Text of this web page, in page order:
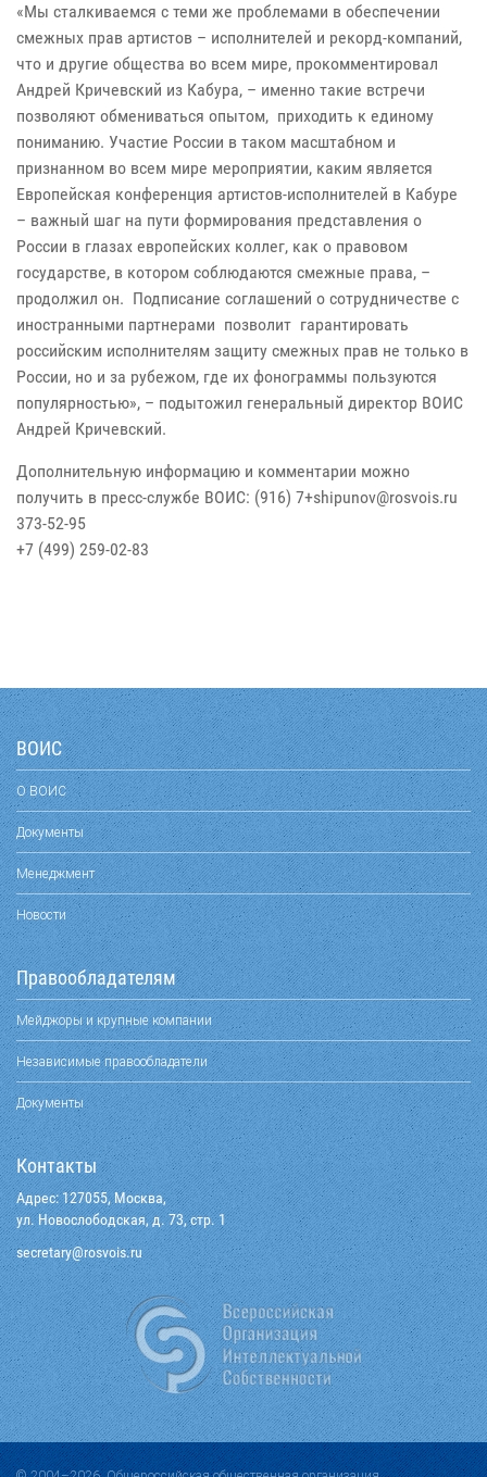
«Мы сталкиваемся с теми же проблемами в обеспечении
смежных прав артистов – исполнителей и рекорд-компаний,
что и другие общества во всем мире, прокомментировал
Андрей Кричевский из Кабура, – именно такие встречи
позволяют обмениваться опытом, приходить к единому
пониманию. Участие России в таком масштабном и
признанном во всем мире мероприятии, каким является
Европейская конференция артистов-исполнителей в Кабуре
– важный шаг на пути формирования представления о
России в глазах европейских коллег, как о правовом
государстве, в котором соблюдаются смежные права, –
продолжил он. Подписание соглашений о сотрудничестве с
иностранными партнерами позволит гарантировать
российским исполнителям защиту смежных прав не только в
России, но и за рубежом, где их фонограммы пользуются
популярностью», – подытожил генеральный директор ВОИС
Андрей Кричевский.
Дополнительную информацию и комментарии можно
получить в пресс-службе ВОИС:
ur.siovsor
@vonupihs
+7 (916)
373-52-95
+7 (499) 259-02-83
ВОИС
О ВОИС
Документы
Менеджмент
Новости
Правообладателям
Мейджоры и крупные компании
Независимые правообладатели
Документы
Контакты
Адрес: 127055, Москва,
ул. Новослободская, д. 73, стр. 1
ur.siovsor
@yraterces